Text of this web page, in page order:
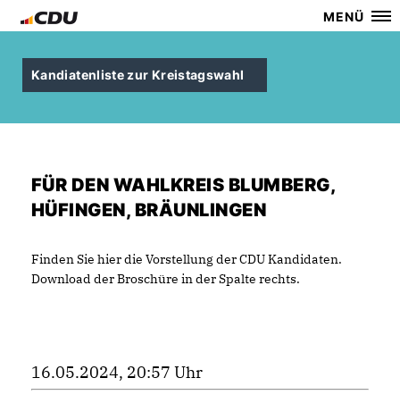
MENÜ
Kandiatenliste zur Kreistagswahl
FÜR DEN WAHLKREIS BLUMBERG,
HÜFINGEN, BRÄUNLINGEN
Finden Sie hier die Vorstellung der CDU Kandidaten.
Download der Broschüre in der Spalte rechts.
16.05.2024, 20:57 Uhr